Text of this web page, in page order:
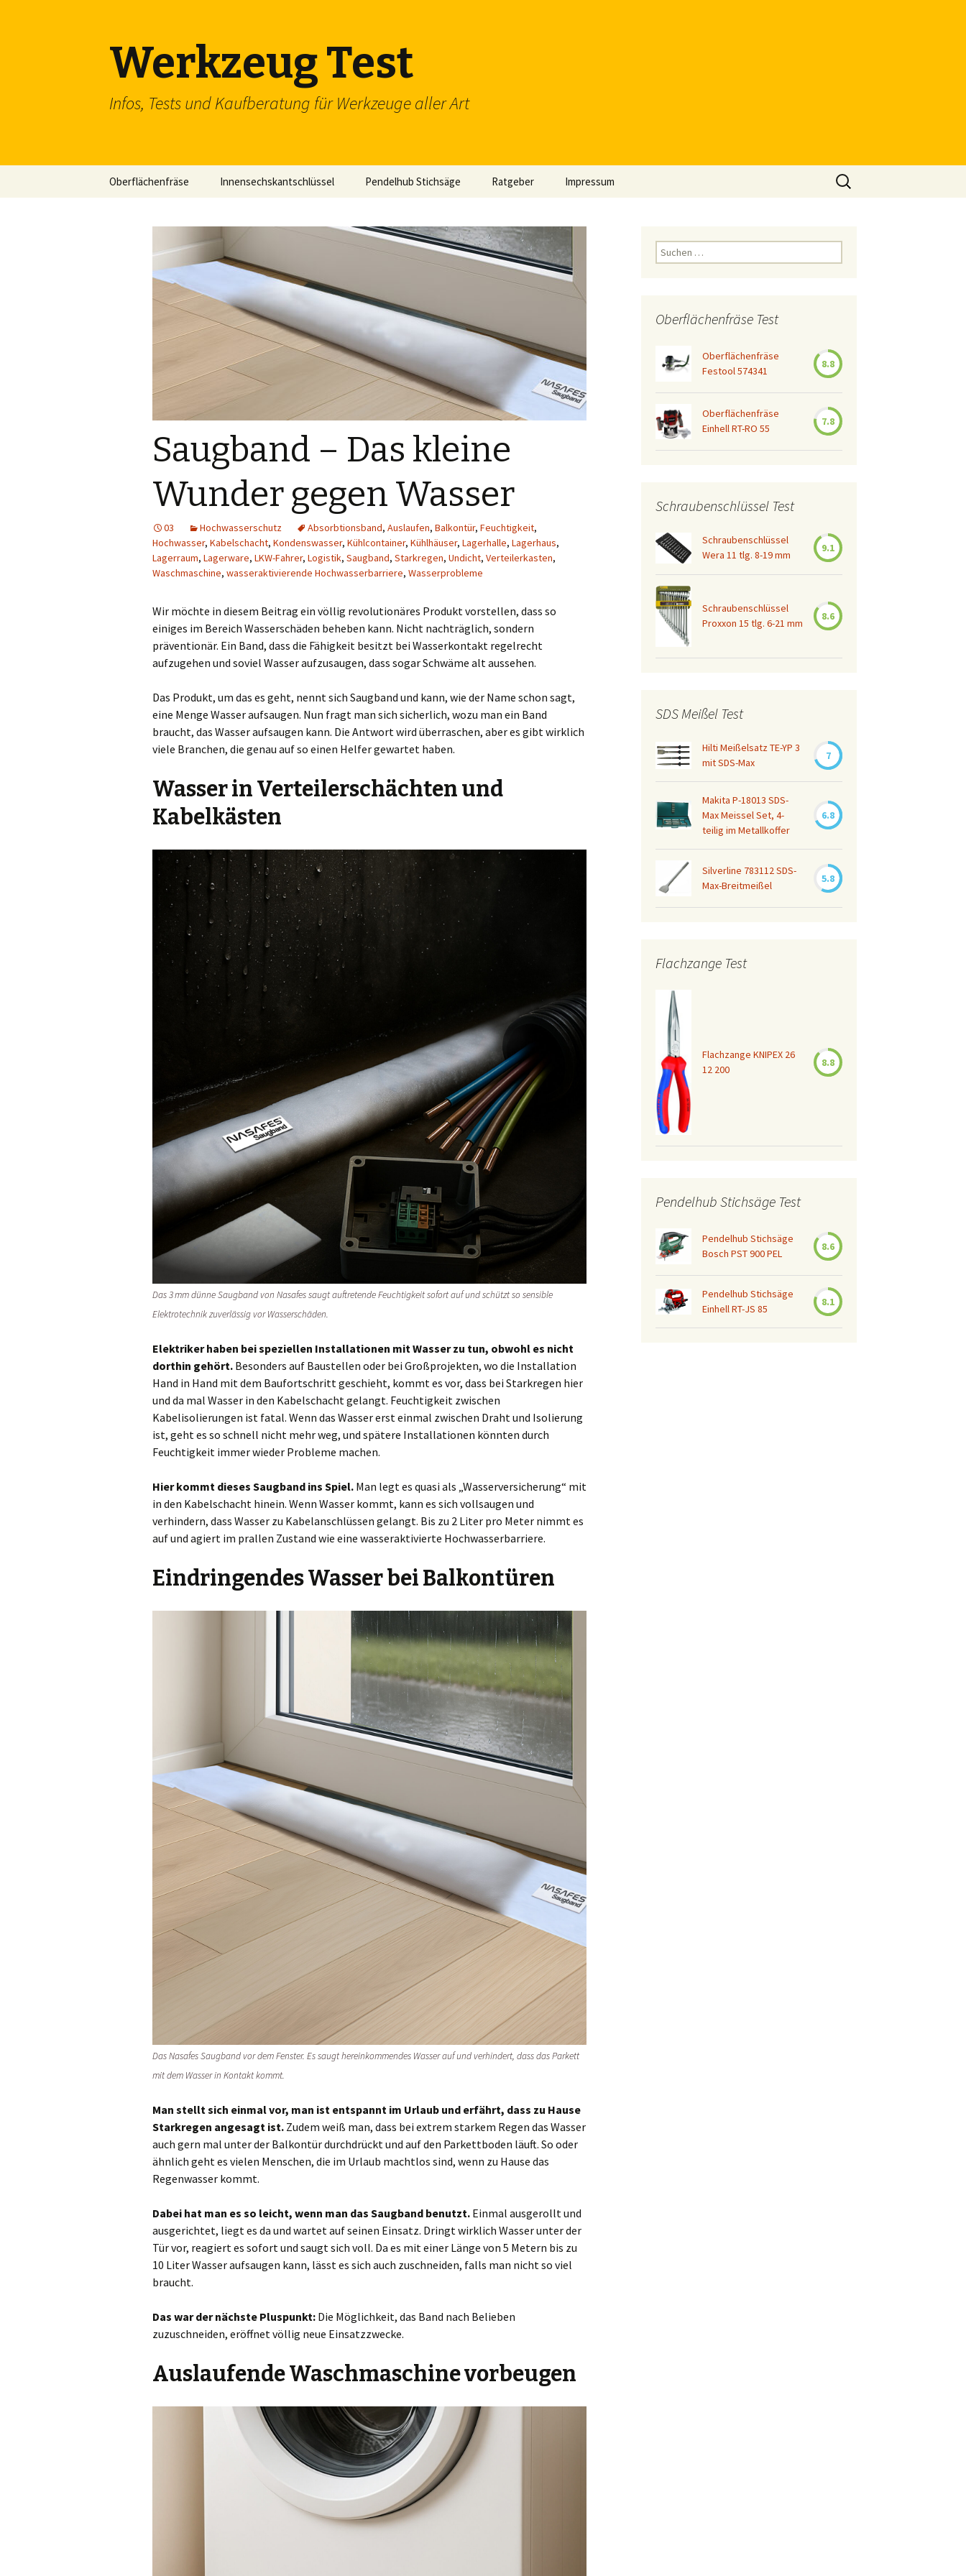
Werkzeug Test
Infos, Tests und Kaufberatung für Werkzeuge aller Art
Oberflächenfräse Innensechskantschlüssel
Flachzange
Pendelhub Stichsäge Ratgeber Impressum
Suchen
nach:
Saugband – Das kleine
Wunder gegen Wasser
03 Hochwasserschutz Absorbtionsband, Auslaufen, Balkontür, Feuchtigkeit,
Hochwasser, Kabelschacht, Kondenswasser, Kühlcontainer, Kühlhäuser, Lagerhalle, Lagerhaus,
Lagerraum, Lagerware, LKW-Fahrer, Logistik, Saugband, Starkregen, Undicht, Verteilerkasten,
Waschmaschine, wasseraktivierende Hochwasserbarriere, Wasserprobleme
Wir möchte in diesem Beitrag ein völlig revolutionäres Produkt vorstellen, dass so
einiges im Bereich Wasserschäden beheben kann. Nicht nachträglich, sondern
präventionär. Ein Band, dass die Fähigkeit besitzt bei Wasserkontakt regelrecht
aufzugehen und soviel Wasser aufzusaugen, dass sogar Schwäme alt aussehen.
Das Produkt, um das es geht, nennt sich Saugband und kann, wie der Name schon sagt,
eine Menge Wasser aufsaugen. Nun fragt man sich sicherlich, wozu man ein Band
braucht, das Wasser aufsaugen kann. Die Antwort wird überraschen, aber es gibt wirklich
viele Branchen, die genau auf so einen Helfer gewartet haben.
Wasser in Verteilerschächten und
Kabelkästen
Das 3 mm dünne Saugband von Nasafes saugt auftretende Feuchtigkeit sofort auf und schützt so sensible
Elektrotechnik zuverlässig vor Wasserschäden.
Elektriker haben bei speziellen Installationen mit Wasser zu tun, obwohl es nicht
dorthin gehört. Besonders auf Baustellen oder bei Großprojekten, wo die Installation
Hand in Hand mit dem Baufortschritt geschieht, kommt es vor, dass bei Starkregen hier
und da mal Wasser in den Kabelschacht gelangt. Feuchtigkeit zwischen
Kabelisolierungen ist fatal. Wenn das Wasser erst einmal zwischen Draht und Isolierung
ist, geht es so schnell nicht mehr weg, und spätere Installationen könnten durch
Feuchtigkeit immer wieder Probleme machen.
Hier kommt dieses Saugband ins Spiel. Man legt es quasi als „Wasserversicherung“ mit
in den Kabelschacht hinein. Wenn Wasser kommt, kann es sich vollsaugen und
verhindern, dass Wasser zu Kabelanschlüssen gelangt. Bis zu 2 Liter pro Meter nimmt es
auf und agiert im prallen Zustand wie eine wasseraktivierte Hochwasserbarriere.
Eindringendes Wasser bei Balkontüren
Das Nasafes Saugband vor dem Fenster. Es saugt hereinkommendes Wasser auf und verhindert, dass das Parkett
mit dem Wasser in Kontakt kommt.
Man stellt sich einmal vor, man ist entspannt im Urlaub und erfährt, dass zu Hause
Starkregen angesagt ist. Zudem weiß man, dass bei extrem starkem Regen das Wasser
auch gern mal unter der Balkontür durchdrückt und auf den Parkettboden läuft. So oder
ähnlich geht es vielen Menschen, die im Urlaub machtlos sind, wenn zu Hause das
Regenwasser kommt.
Dabei hat man es so leicht, wenn man das Saugband benutzt. Einmal ausgerollt und
ausgerichtet, liegt es da und wartet auf seinen Einsatz. Dringt wirklich Wasser unter der
Tür vor, reagiert es sofort und saugt sich voll. Da es mit einer Länge von 5 Metern bis zu
10 Liter Wasser aufsaugen kann, lässt es sich auch zuschneiden, falls man nicht so viel
braucht.
Das war der nächste Pluspunkt: Die Möglichkeit, das Band nach Belieben
zuzuschneiden, eröffnet völlig neue Einsatzzwecke.
Auslaufende Waschmaschine vorbeugen
Suchen
nach:
Oberflächenfräse Test
Oberflächenfräse
Festool 574341
8.8
Oberflächenfräse
Einhell RT-RO 55
7.8
Schraubenschlüssel Test
Schraubenschlüssel
Wera 11 tlg. 8-19 mm
9.1
Schraubenschlüssel
Proxxon 15 tlg. 6-21 mm
8.6
SDS Meißel Test
Hilti Meißelsatz TE-YP 3
mit SDS-Max
7
Makita P-18013 SDS-
Max Meissel Set, 4-
teilig im Metallkoffer
6.8
Silverline 783112 SDS-
Max-Breitmeißel
5.8
Flachzange Test
Flachzange KNIPEX 26
12 200
8.8
Pendelhub Stichsäge Test
Pendelhub Stichsäge
Bosch PST 900 PEL
8.6
Pendelhub Stichsäge
Einhell RT-JS 85
8.1